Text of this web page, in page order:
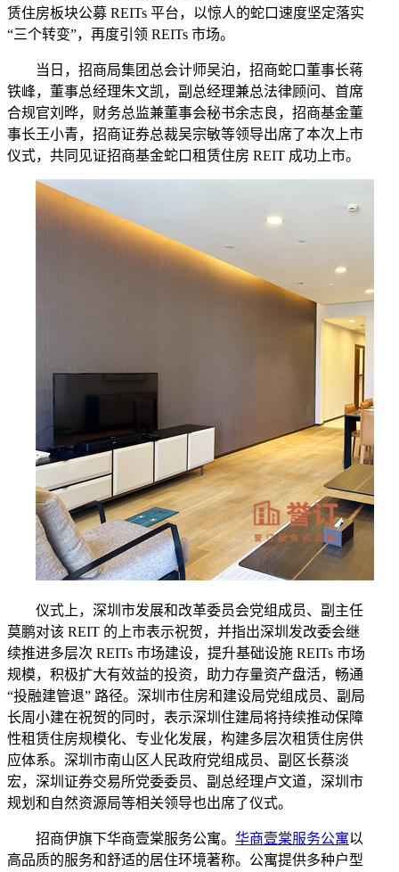
赁住房板块公募 REITs 平台，以惊人的蛇口速度坚定落实
“三个转变”，再度引领 REITs 市场。
当日，招商局集团总会计师吴泊，招商蛇口董事长蒋
铁峰，董事总经理朱文凯，副总经理兼总法律顾问、首席
合规官刘晔，财务总监兼董事会秘书余志良，招商基金董
事长王小青，招商证券总裁吴宗敏等领导出席了本次上市
仪式，共同见证招商基金蛇口租赁住房 REIT 成功上市。
仪式上，深圳市发展和改革委员会党组成员、副主任
莫鹏对该 REIT 的上市表示祝贺，并指出深圳发改委会继
续推进多层次 REITs 市场建设，提升基础设施 REITs 市场
规模，积极扩大有效益的投资，助力存量资产盘活，畅通
“投融建管退” 路径。深圳市住房和建设局党组成员、副局
长周小建在祝贺的同时，表示深圳住建局将持续推动保障
性租赁住房规模化、专业化发展，构建多层次租赁住房供
应体系。深圳市南山区人民政府党组成员、副区长蔡淡
宏，深圳证券交易所党委委员、副总经理卢文道，深圳市
规划和自然资源局等相关领导也出席了仪式。
招商伊旗下华商壹棠服务公寓。 华商壹棠服务公寓以
高品质的服务和舒适的居住环境著称。公寓提供多种户型